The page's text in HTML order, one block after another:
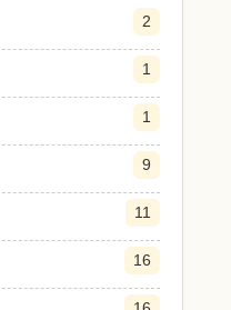
2
1
1
9
11
16